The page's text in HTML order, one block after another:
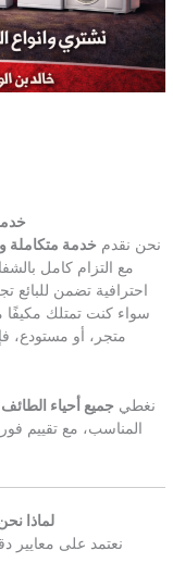
نحن نقدم خدمة
مع التزام كامل
احترافية تضمن
سواء كنت تمتلك مكيفًا
متجر، أو مستودع،
نغطي جميع أحياء الطائف
المناسب، مع تقييم
لماذا
نعتمد على معايير